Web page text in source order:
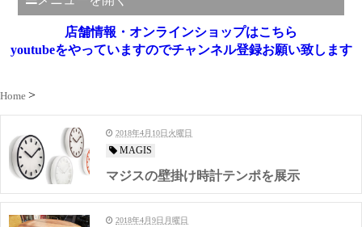
店舗情報・オンラインショップはこちら
youtubeをやっていますのでチャンネル登録お願い致します
Home
2018年4月10日火曜日
MAGIS
マジスの壁掛け時計テンポを展示
2018年4月9日月曜日